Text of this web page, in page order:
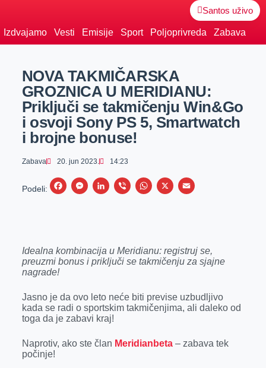
Santos uživo
Izdvajamo Vesti Emisije Sport Poljoprivreda Zabava
NOVA TAKMIČARSKA
GROZNICA U MERIDIANU:
Priključi se takmičenju Win&Go
i osvoji Sony PS 5, Smartwatch
i brojne bonuse!
Zabava 20. jun 2023. 14:23
Podeli:
F
b
k
M
e
n
e
r
L
e
d
n
V
r
W
s
p
X
E
l
Idealna kombinacija u Meridianu: registruj se,
preuzmi bonus i priključi se takmičenju za sjajne
nagrade!
Jasno je da ovo leto neće biti previse uzbudljivo
kada se radi o sportskim takmičenjima, ali daleko od
toga da je zabavi kraj!
Naprotiv, ako ste član Meridianbeta– zabava tek
počinje!